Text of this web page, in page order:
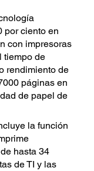
por ciento en
con impresoras
tiempo de
rendimiento de
páginas en
de papel de
la función
hasta 34
de TI y las